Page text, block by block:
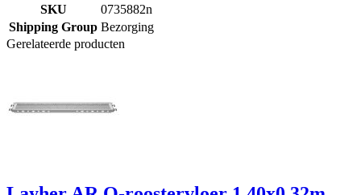
SKU
0735882n
Shipping Group Bezorging
Gerelateerde producten